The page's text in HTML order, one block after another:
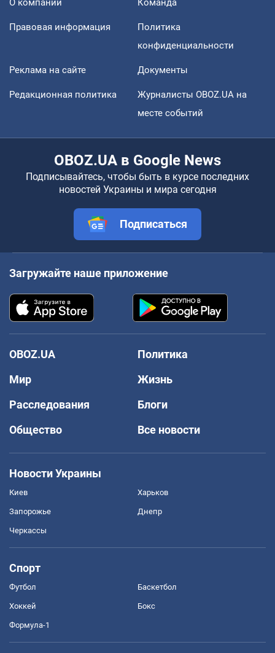
О компании Команда
Правовая информация
Политика
конфиденциальности
Реклама на сайте Документы
Редакционная политика
Журналисты OBOZ.UA на
месте событий
OBOZ.UA в Google News
Подписывайтесь, чтобы быть в курсе последних
новостей Украины и мира сегодня
Подписаться
Загружайте наше приложение
OBOZ.UA
Политика
Мир
Жизнь
Расследования
Блоги
Общество
Все новости
Новости Украины
Киев Харьков
Запорожье Днепр
Черкассы
Спорт
Футбол Баскетбол
Хоккей Бокс
Формула-1